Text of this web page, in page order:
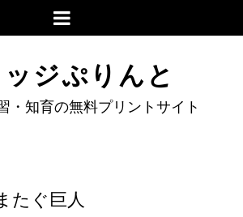
ジぷりんと
・知育の無料プリントサイト
たぐ巨人